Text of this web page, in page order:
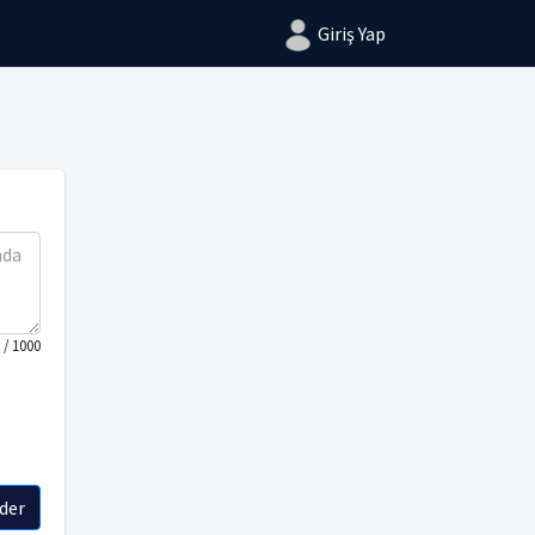
Giriş Yap
/ 1000